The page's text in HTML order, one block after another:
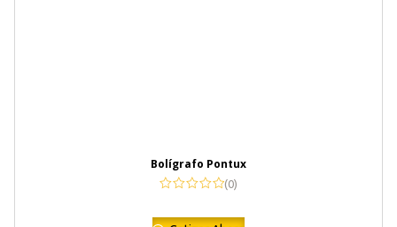
Bolígrafo Pontux
(0)